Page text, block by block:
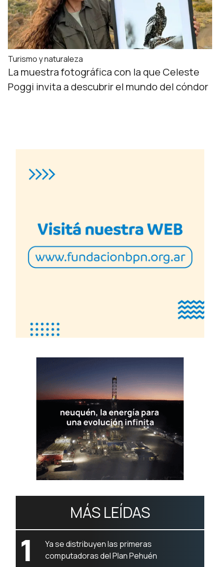
Turismo y naturaleza
La muestra fotográfica con la que Celeste
Poggi invita a descubrir el mundo del cóndor
MÁS LEÍDAS
1
Ya se distribuyen las primeras
computadoras del Plan Pehuén